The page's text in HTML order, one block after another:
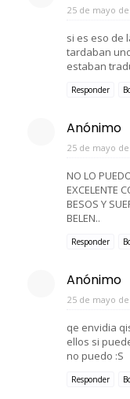
25 de mayo de
si es eso de
tardaban
estaban
Responder
Anónimo
25 de mayo de
NO LO
EXCELENTE
BESOS Y
BELEN..
Responder
Anónimo
25 de mayo de
qe envidia
ellos si
no puedo :S
Responder